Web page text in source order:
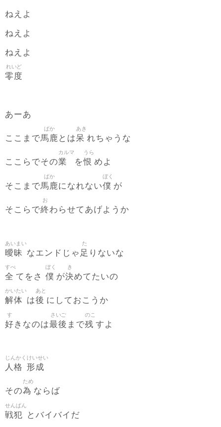
ねえよ
ねえよ
ねえよ
零度
れいど
あーあ
ここまで馬鹿
ばか
とは呆
あき
れちゃうな
ここらでその業
カルマ
を恨
うら
めよ
そこまで馬鹿
ばか
になれない僕
ぼく
が
そこらで終
お
わらせてあげようか
曖昧
あいまい
なエンドじゃ 足
た
りないな
全
すべ
てをさ 僕
ぼく
が決
き
めてたいの
解体
かいたい
は後
あと
にしておこうか
好
す
きなのは最後
さいご
まで残
のこ
すよ
人格
じんかく
形成
けいせい
その為
ため
ならば
戦犯
せんぱん
とバイバイだ